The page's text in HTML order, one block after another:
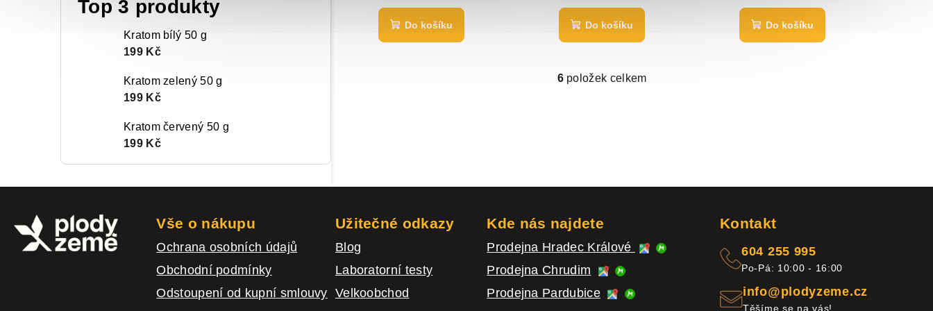
Top 3 produkty
Kratom bílý 50 g
199 Kč
Kratom zelený 50 g
199 Kč
Kratom červený 50 g
199 Kč
Do košíku Do košíku Do košíku
O
c
í
p
r
6položek celkem
á
p
Vše o nákupu
Ochrana osobních údajů
Obchodní podmínky
Odstoupení od kupní smlouvy
Užitečné odkazy
Blog
Laboratorní testy
Velkoobchod
Kde nás najdete
Prodejna Hradec Králové
Prodejna Chrudim
Prodejna Pardubice
Kontakt
604 255 995
Po-Pá: 10:00 - 16:00
info@plodyzeme.cz
Těšíme se na vás!